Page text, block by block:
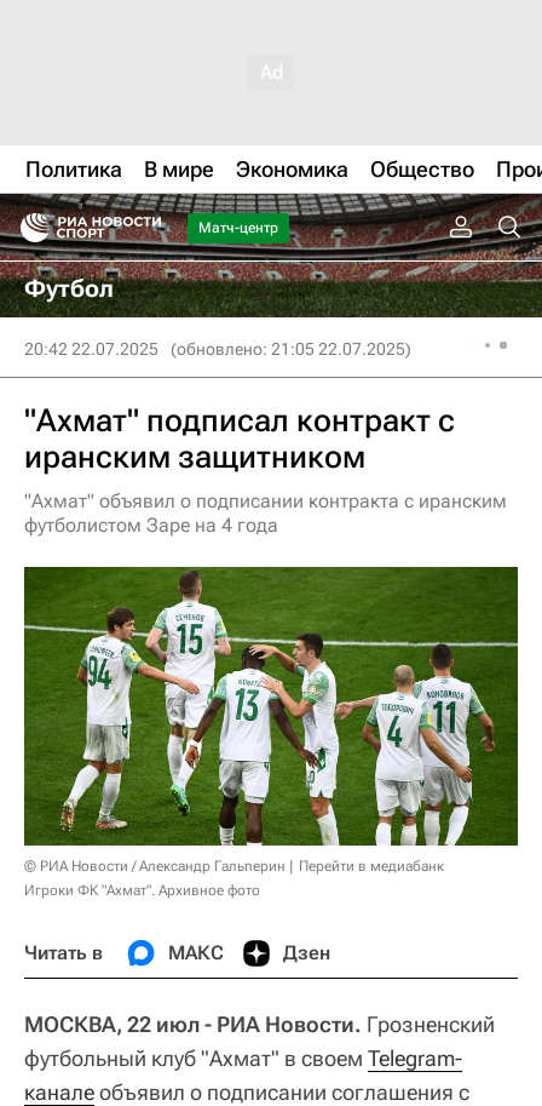
Политика В мире Экономика Общество
Матч-центр
Футбол
20:42 22.07.2025 (обновлено: 21:05 22.07.2025)
"Ахмат" подписал контракт с
иранским защитником
"Ахмат" объявил о подписании контракта с иранским
футболистом Заре на 4 года
© РИА Новости / Александр Гальперин
Перейти в медиабанк
Игроки ФК "Ахмат". Архивное фото
Читать в МАКС Дзен
МОСКВА, 22 июл - РИА Новости. Грозненский
футбольный клуб "Ахмат" в своем Telegram-
каналеобъявил о подписании соглашения с